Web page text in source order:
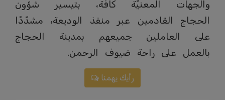
والجهات المعنيّة كافة، بتيسير شؤون
الحجاج القادمين عبر منفذ الوديعة، مشدّدًا
على العاملين جميعهم بمدينة الحجاج
بالعمل على راحة ضيوف الرحمن.
رأيك يهمنا